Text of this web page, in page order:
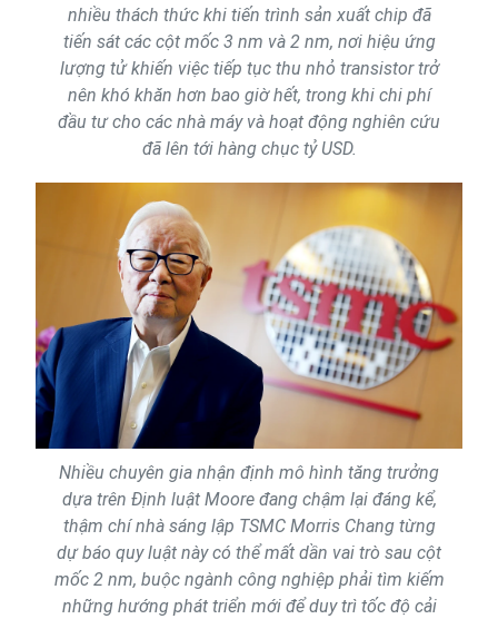
nhiều thách thức khi tiến trình sản xuất chip đã
tiến sát các cột mốc 3 nm và 2 nm, nơi hiệu ứng
lượng tử khiến việc tiếp tục thu nhỏ transistor trở
nên khó khăn hơn bao giờ hết, trong khi chi phí
đầu tư cho các nhà máy và hoạt động nghiên cứu
đã lên tới hàng chục tỷ USD.
Nhiều chuyên gia nhận định mô hình tăng trưởng
dựa trên Định luật Moore đang chậm lại đáng kể,
thậm chí nhà sáng lập TSMC Morris Chang từng
dự báo quy luật này có thể mất dần vai trò sau cột
mốc 2 nm, buộc ngành công nghiệp phải tìm kiếm
những hướng phát triển mới để duy trì tốc độ cải